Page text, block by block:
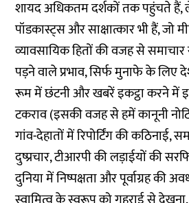
शायद अधिकतम दर्शकों तक पहुंचते हैं,
पॉडकास्ट्स और साक्षात्कार भी हैं, जो
व्यावसायिक हितों की वजहसे
पड़ने वाले प्रभाव,सिर्फ मुनाफे के लिए
रूममें छंटनी और खबरें इकट्ठा करने
टकराव(इसकी वजह से हमें कानूनी
गांव-देहातों में रिपोर्टिंगकी कठिनाई,
दुष्प्रचार,टीआरपी की लड़ाईयोंकी
दुनिया मेंनिष्पक्षताऔरपूर्वाग्रहकी